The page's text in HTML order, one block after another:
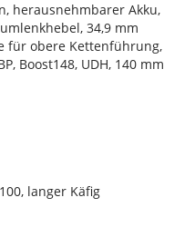
herausnehmbarer Akku,
34,9 mm
für obere Kettenführung,
Boost148, UDH, 140 mm
langer Käfig